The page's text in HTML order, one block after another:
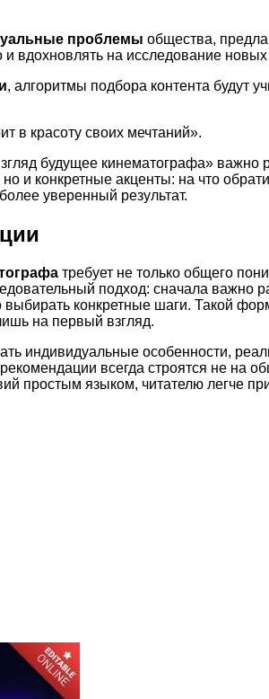
проблемы общества,
и вдохновлять на исследование
, алгоритмы подбора контента будут
в красоту своих мечтаний».
будущее кинематографа» важно
и конкретные акценты: на что
уверенный результат.
требует не только общего
подход: сначала
выбирать конкретные шаги. Такой
на первый взгляд.
индивидуальные особенности,
всегда строятся не на
простым языком, читателю легче